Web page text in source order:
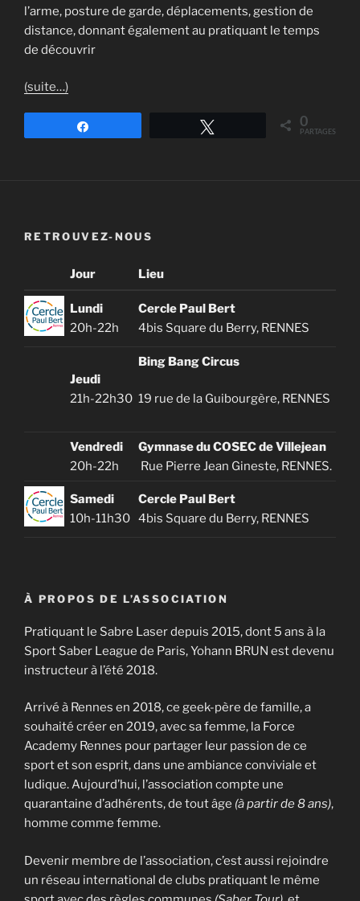
l’arme, posture de garde, déplacements, gestion de
distance, donnant également au pratiquant le temps
de découvrir
(suite…)
0
PARTAGES
RETROUVEZ-NOUS
Jour Lieu
Lundi
20h-22h
Cercle Paul Bert
4bis Square du Berry, RENNES
Jeudi
21h-22h30
Bing Bang Circus
19 rue de la Guibourgère, RENNES
Vendredi
20h-22h
Gymnase du COSEC de Villejean
Rue Pierre Jean Gineste, RENNES.
Samedi
10h-11h30
Cercle Paul Bert
4bis Square du Berry, RENNES
À PROPOS DE L’ASSOCIATION
Pratiquant le Sabre Laser depuis 2015, dont 5 ans à la
Sport Saber League de Paris, Yohann BRUN est devenu
instructeur à l’été 2018.
Arrivé à Rennes en 2018, ce geek-père de famille, a
souhaité créer en 2019, avec sa femme, la Force
Academy Rennes pour partager leur passion de ce
sport et son esprit, dans une ambiance conviviale et
ludique. Aujourd’hui, l’association compte une
quarantaine d’adhérents, de tout âge (à partir de 8 ans),
homme comme femme.
Devenir membre de l’association, c’est aussi rejoindre
un réseau international de clubs pratiquant le même